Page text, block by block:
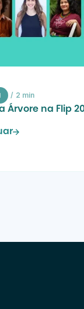
/ 2 min
Árvore na Flip